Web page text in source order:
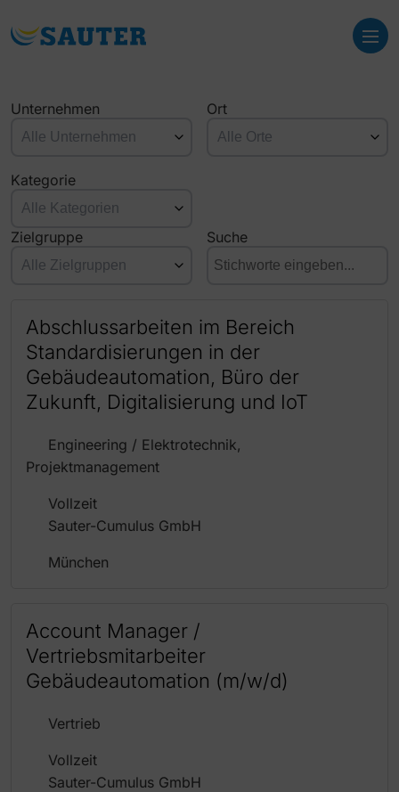
Unternehmen Ort
Kategorie
Zielgruppe Suche
Abschlussarbeiten im Bereich
Standardisierungen in der
Gebäudeautomation, Büro der
Zukunft, Digitalisierung und IoT
Engineering / Elektrotechnik,
Projektmanagement
Vollzeit
Sauter-Cumulus GmbH
München
Account Manager /
Vertriebsmitarbeiter
Gebäudeautomation (m/w/d)
Vertrieb
Vollzeit
Sauter-Cumulus GmbH